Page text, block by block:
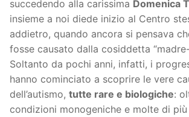
succedendo alla carissima Domenica
insieme a noi diede inizio al Centro
addietro, quando ancora si pensava
fosse causato dalla cosiddetta
Soltanto da pochi anni, infatti, i
hanno cominciato a scoprire le vere
dell’autismo, tutte rare e biologiche:
condizioni monogeniche e molte di